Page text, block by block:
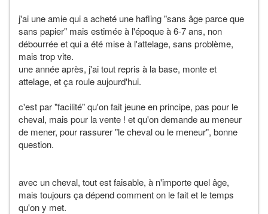
j'ai une amie qui a acheté une hafling "sans âge parce que
sans papier" mais estimée à l'époque à 6-7 ans, non
débourrée et qui a été mise à l'attelage, sans problème,
mais trop vite.
une année après, j'ai tout repris à la base, monte et
attelage, et ça roule aujourd'hui.
c'est par "facilité" qu'on fait jeune en principe, pas pour le
cheval, mais pour la vente ! et qu'on demande au meneur
de mener, pour rassurer "le cheval ou le meneur", bonne
question.
avec un cheval, tout est faisable, à n'importe quel âge,
mais toujours ça dépend comment on le fait et le temps
qu'on y met.